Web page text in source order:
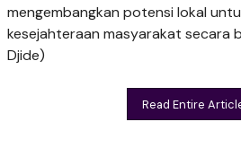
mengembangkan potensi lokal
kesejahteraan masyarakat secara
Djide)
Read Entire